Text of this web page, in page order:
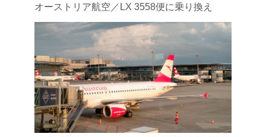
オーストリア航空／LX 3558便に乗り換え